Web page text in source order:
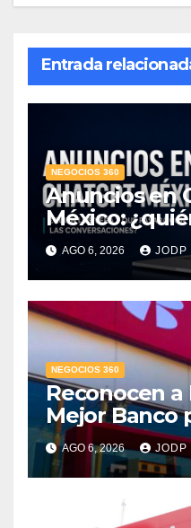
Entrada
NEGOCIOS 360
Anuncios en
México:
pasará con las
AGO 6, 2026 JODP
NEGOCIOS 360
Reconocen
Mejor Banco
supera 14%
crediticio
AGO 6, 2026 JODP